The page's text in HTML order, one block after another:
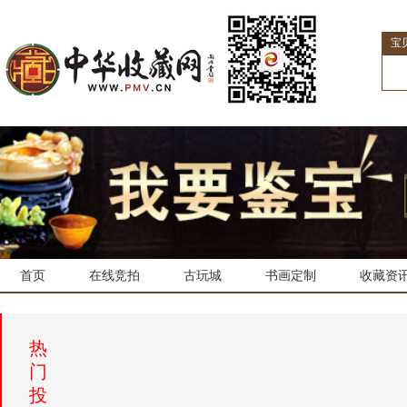
宝
首页 在线竞拍 古玩城 书画定制 收藏资
热
门
投